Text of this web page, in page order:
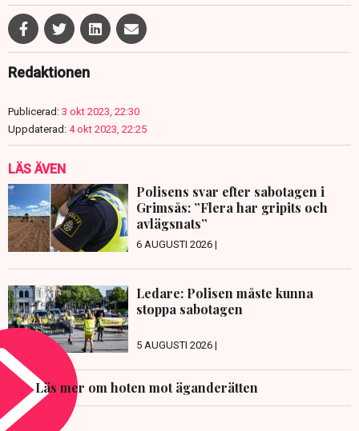
Redaktionen
Publicerad: 3 okt 2023, 22:30
Uppdaterad: 4 okt 2023, 22:25
LÄS ÄVEN
Polisens svar efter sabotagen i
Grimsås: ”Flera har gripits och
avlägsnats”
6 AUGUSTI 2026 |
Ledare: Polisen måste kunna
stoppa sabotagen
5 AUGUSTI 2026 |
Läs mer om hoten mot äganderätten